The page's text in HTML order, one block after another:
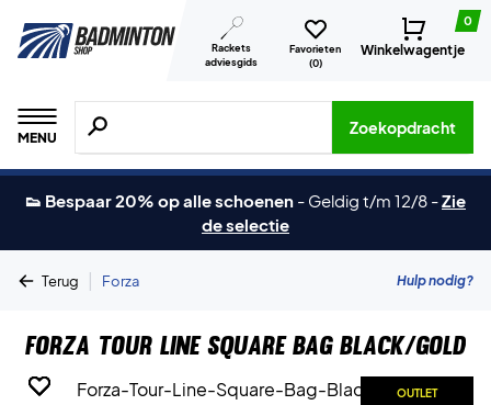
Rackets
adviesgids
Favorieten
(0)
0
Winkelwagentje
MENU
Zoeken naar producten, merken etc.
Zoekopdracht
👟 Bespaar 20% op alle schoenen - Geldig t/m 12/8 -Zie
de selectie
Terug | Forza Hulp nodig?
Forza Tour Line Square Bag Black/Gold
OUTLET
OUTLET
OUTLET
OUTLET
OUTLET